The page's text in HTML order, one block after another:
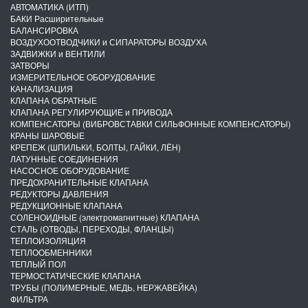
АВТОМАТИКА (ИТП)
БАКИ Расширительные
БАЛАНСИРОВКА
ВОЗДУХООТВОДЧИКИ и СИПАРАТОРЫ ВОЗДУХА
ЗАДВИЖКИ и ВЕНТИЛИ
ЗАТВОРЫ
ИЗМЕРИТЕЛЬНОЕ ОБОРУДОВАНИЕ
КАНАЛИЗАЦИЯ
КЛАПАНА ОБРАТНЫЕ
КЛАПАНА РЕГУЛИРУЮЩИЕ и ПРИВОДА
КОМПЕНСАТОРЫ (ВИБРОВСТАВКИ СИЛЬФОННЫЕ КОМПЕНСАТОРЫ)
КРАНЫ ШАРОВЫЕ
КРЕПЕЖ (ШПИЛЬКИ, БОЛТЫ, ГАЙКИ, ЛЁН)
ЛАТУННЫЕ СОЕДИНЕНИЯ
НАСОСНОЕ ОБОРУДОВАНИЕ
ПРЕДОХРАНИТЕЛЬНЫЕ КЛАПАНА
РЕДУКТОРЫ ДАВЛЕНИЯ
РЕДУКЦИОННЫЕ КЛАПАНА
СОЛЕНОИДНЫЕ (электромагнитные) КЛАПАНА
СТАЛЬ (ОТВОДЫ, ПЕРЕХОДЫ, ФЛАНЦЫ)
ТЕПЛОИЗОЛЯЦИЯ
ТЕПЛООБМЕННИКИ
ТЕПЛЫЙ ПОЛ
ТЕРМОСТАТИЧЕСКИЕ КЛАПАНА
ТРУБЫ (ПОЛИМЕРНЫЕ, МЕДЬ, НЕРЖАВЕЙКА)
ФИЛЬТРА